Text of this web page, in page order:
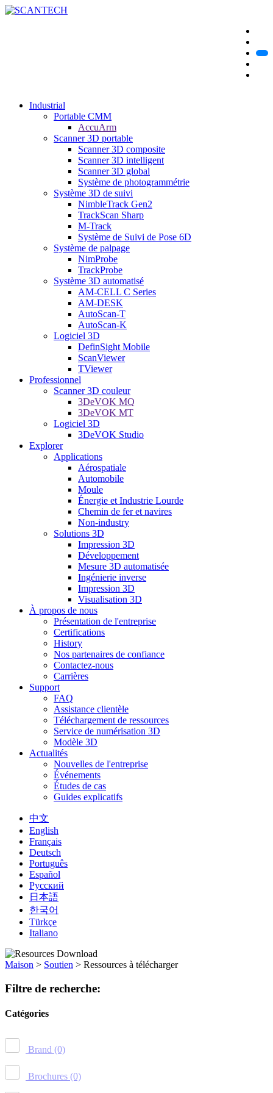
Industrial
Portable CMM
AccuArm
Scanner 3D portable
Scanner 3D composite
Scanner 3D intelligent
Scanner 3D global
Système de photogrammétrie
Système 3D de suivi
NimbleTrack Gen2
TrackScan Sharp
M-Track
Système de Suivi de Pose 6D
Système de palpage
NimProbe
TrackProbe
Système 3D automatisé
AM-CELL C Series
AM-DESK
AutoScan-T
AutoScan-K
Logiciel 3D
DefinSight Mobile
ScanViewer
TViewer
Professionnel
Scanner 3D couleur
3DeVOK MQ
3DeVOK MT
Logiciel 3D
3DeVOK Studio
Explorer
Applications
Aérospatiale
Automobile
Moule
Énergie et Industrie Lourde
Chemin de fer et navires
Non-industry
Solutions 3D
Impression 3D
Développement
Mesure 3D automatisée
Ingénierie inverse
Impression 3D
Visualisation 3D
À propos de nous
Présentation de l'entreprise
Certifications
History
Nos partenaires de confiance
Contactez-nous
Carrières
Support
FAQ
Assistance clientèle
Téléchargement de ressources
Service de numérisation 3D
Modèle 3D
Actualités
Nouvelles de l'entreprise
Événements
Études de cas
Guides explicatifs
中文
English
Français
Deutsch
Português
Español
Русский
日本語
한국어
Türkçe
Italiano
Maison > Soutien > Ressources à télécharger
Filtre de recherche:
Catégories
Brand (0)
Brochures (0)